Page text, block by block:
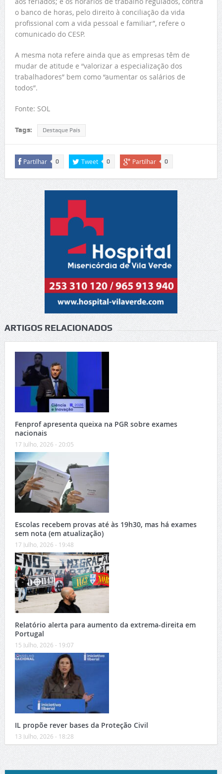
o banco de horas, pelo direito à conciliação da vida
profissional com a vida pessoal e familiar”, refere o
comunicado do CESP.
A mesma nota refere ainda que as empresas têm de
mudar de atitude e “valorizar a especialização dos
trabalhadores” bem como “aumentar os salários de
todos”.
Fonte: SOL
Tags: Destaque País
Partilhar 0 Tweet 0 Partilhar 0
ARTIGOS RELACIONADOS
Fenprof apresenta queixa na PGR sobre exames
nacionais
17 Julho, 2026 - 20:05
Escolas recebem provas até às 19h30, mas há exames
sem nota (em atualização)
17 Julho, 2026 - 19:48
Relatório alerta para aumento da extrema-direita em
Portugal
15 Julho, 2026 - 19:07
IL propõe rever bases da Proteção Civil
13 Julho, 2026 - 18:28